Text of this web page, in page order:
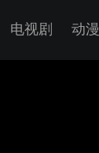
电视剧 动漫